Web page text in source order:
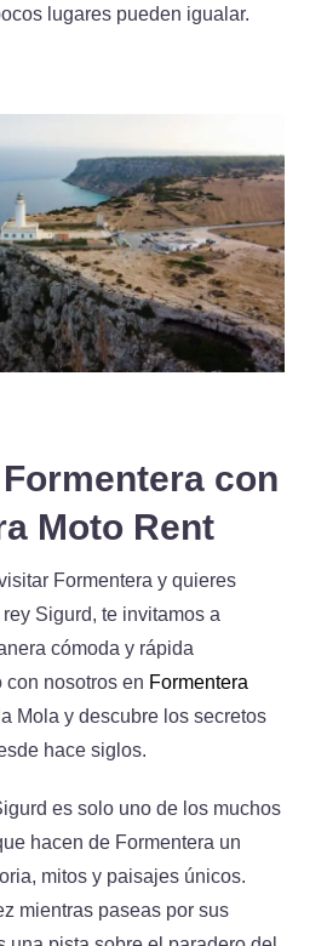
lugares pueden igualar.
con
Moto Rent
Formentera y quieres
Sigurd, te invitamos a
cómoda y rápida
nosotros en Formentera
Mola y descubre los secretos
hace siglos.
es solo uno de los muchos
hacen de Formentera un
mitos y paisajes únicos.
mientras paseas por sus